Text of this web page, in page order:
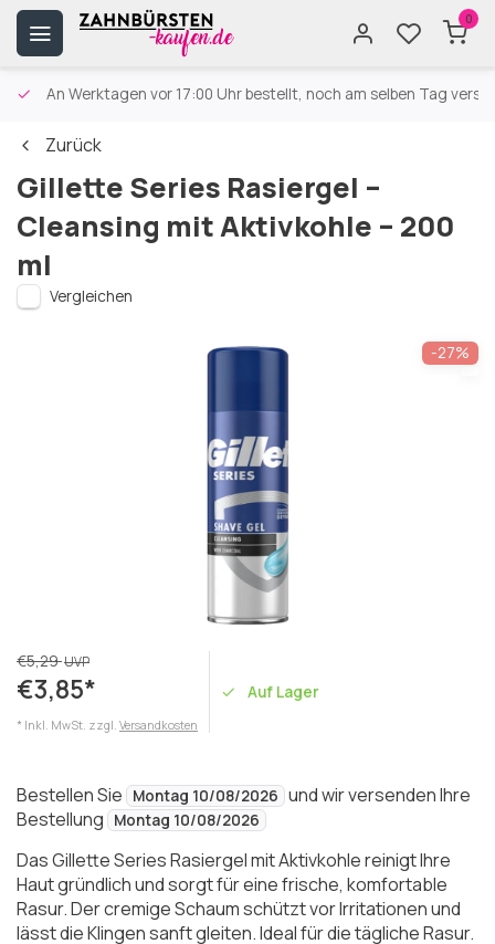
0
An Werktagen vor 17:00 Uhr bestellt, noch am selben Tag
Zurück
Gillette Series Rasiergel –
Cleansing mit Aktivkohle – 200
ml
Vergleichen
-27%
€5,29UVP
€3,85*
* Inkl. MwSt. zzgl. Versandkosten
Auf Lager
Bestellen Sie Montag 10/08/2026 und wir versenden Ihre
Bestellung
Montag 10/08/2026
Das Gillette Series Rasiergel mit Aktivkohle reinigt Ihre
Haut gründlich und sorgt für eine frische, komfortable
Rasur. Der cremige Schaum schützt vor Irritationen und
lässt die Klingen sanft gleiten. Ideal für die tägliche Rasur.